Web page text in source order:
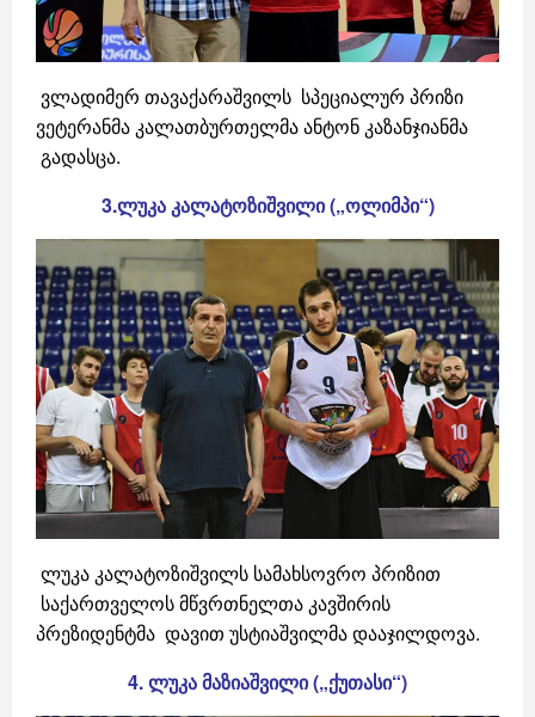
ვლადიმერ თავაქარაშვილს სპეციალურ პრიზი
ვეტერანმა კალათბურთელმა ანტონ კაზანჯიანმა
გადასცა.
3.ლუკაკალატოზიშვილი(„ოლიმპი“)
ლუკა კალატოზიშვილს სამახსოვრო პრიზით
საქართველოს მწვრთნელთა კავშირის
პრეზიდენტმა დავით უსტიაშვილმა დააჯილდოვა.
4.ლუკამაზიაშვილი(„ქუთასი“)